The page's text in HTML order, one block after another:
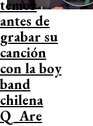
temor
antes de
grabar su
canción
con la boy
band
chilena
Q_Are